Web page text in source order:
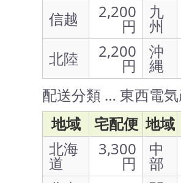
信越
2,200
円
九
州
北陸
2,200
円
沖
縄
配送分類 … 東西電
地域
宅配便 地域
北海
道
3,300
円
中
部